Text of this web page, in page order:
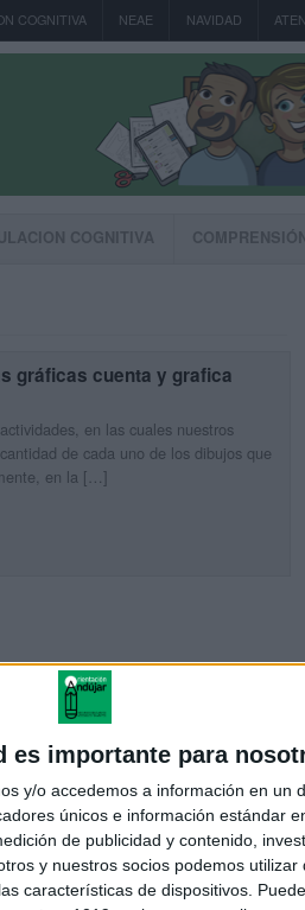
es importante para
y/o accedemos a información en un
únicos e información estándar
de publicidad y contenido,
y nuestros socios podemos utilizar
características de dispositivos.
COGNITIVA NEAE NAVIDAD
COGNITIVA
gráficas cuenta y grafica
en las cuales nuestros
de cada uno de los dibujos que
en la […]